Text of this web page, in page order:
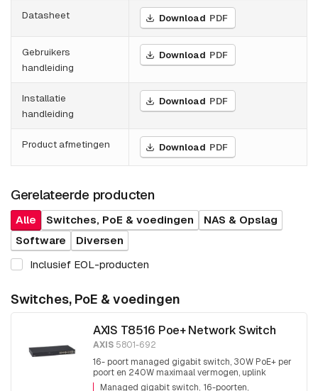
Datasheet Download PDF
Gebruikers
handleiding
Download PDF
Installatie
handleiding
Download PDF
Product afmetingen Download PDF
Gerelateerde producten
Alle Switches, PoE & voedingen
NAS & Opslag
Software
Diversen
Inclusief EOL-producten
Switches, PoE & voedingen
AXIS T8516 Poe+ Network Switch
AXIS 5801-692
16- poort managed gigabit switch, 30W PoE+ per
poort en 240W maximaal vermogen, uplink
2xRJ45 en 2x SFP
Managed gigabit switch 16-poorten